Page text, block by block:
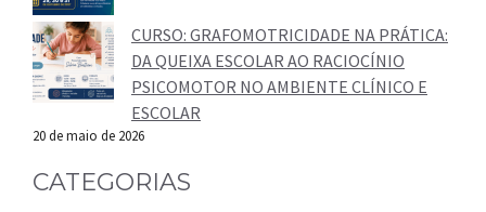
CURSO: GRAFOMOTRICIDADE NA PRÁTICA:
DA QUEIXA ESCOLAR AO RACIOCÍNIO
PSICOMOTOR NO AMBIENTE CLÍNICO E
ESCOLAR
20 de maio de 2026
CATEGORIAS